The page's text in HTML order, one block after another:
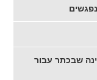
שבכתר עבור